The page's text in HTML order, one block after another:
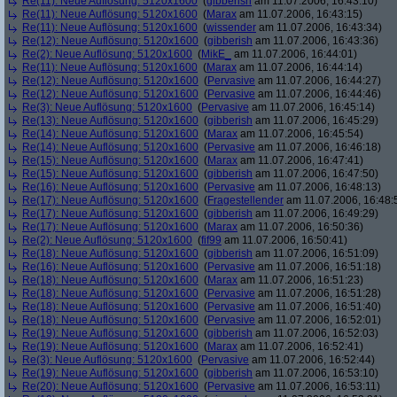
Re(11): Neue Auflösung: 5120x1600 (Marax am 11.07.2006, 16:43:15)
Re(11): Neue Auflösung: 5120x1600 (wissender am 11.07.2006, 16:43:34)
Re(12): Neue Auflösung: 5120x1600 (gibberish am 11.07.2006, 16:43:36)
Re(2): Neue Auflösung: 5120x1600 (MikE_
am 11.07.2006, 16:44:01)
Re(11): Neue Auflösung: 5120x1600 (Marax am 11.07.2006, 16:44:14)
Re(12): Neue Auflösung: 5120x1600 (Pervasive am 11.07.2006, 16:44:27)
Re(12): Neue Auflösung: 5120x1600 (Pervasive am 11.07.2006, 16:44:46)
Re(3): Neue Auflösung: 5120x1600 (Pervasive am 11.07.2006, 16:45:14)
Re(13): Neue Auflösung: 5120x1600 (gibberish am 11.07.2006, 16:45:29)
Re(14): Neue Auflösung: 5120x1600 (Marax am 11.07.2006, 16:45:54)
Re(14): Neue Auflösung: 5120x1600 (Pervasive am 11.07.2006, 16:46:18)
Re(15): Neue Auflösung: 5120x1600 (Marax am 11.07.2006, 16:47:41)
Re(15): Neue Auflösung: 5120x1600 (gibberish am 11.07.2006, 16:47:50)
Re(16): Neue Auflösung: 5120x1600 (Pervasive am 11.07.2006, 16:48:13)
Re(17): Neue Auflösung: 5120x1600 (Fragestellender am 11.07.2006,
Re(17): Neue Auflösung: 5120x1600 (gibberish am 11.07.2006, 16:49:29)
Re(17): Neue Auflösung: 5120x1600 (Marax am 11.07.2006, 16:50:36)
Re(2): Neue Auflösung: 5120x1600 (fif99 am 11.07.2006, 16:50:41)
Re(18): Neue Auflösung: 5120x1600 (gibberish am 11.07.2006, 16:51:09)
Re(16): Neue Auflösung: 5120x1600 (Pervasive am 11.07.2006, 16:51:18)
Re(18): Neue Auflösung: 5120x1600 (Marax am 11.07.2006, 16:51:23)
Re(18): Neue Auflösung: 5120x1600 (Pervasive am 11.07.2006, 16:51:28)
Re(18): Neue Auflösung: 5120x1600 (Pervasive am 11.07.2006, 16:51:40)
Re(18): Neue Auflösung: 5120x1600 (Pervasive am 11.07.2006, 16:52:01)
Re(19): Neue Auflösung: 5120x1600 (gibberish am 11.07.2006, 16:52:03)
Re(19): Neue Auflösung: 5120x1600 (Marax am 11.07.2006, 16:52:41)
Re(3): Neue Auflösung: 5120x1600 (Pervasive am 11.07.2006, 16:52:44)
Re(19): Neue Auflösung: 5120x1600 (gibberish am 11.07.2006, 16:53:10)
Re(20): Neue Auflösung: 5120x1600 (Pervasive am 11.07.2006, 16:53:11)